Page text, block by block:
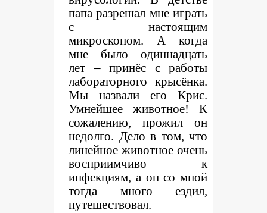
папа разрешал мне играть
с настоящим
микроскопом. А когда
мне было одиннадцать
лет – принёс с работы
лабораторного крысёнка.
Мы назвали его Крис.
Умнейшее животное! К
сожалению, прожил он
недолго. Дело в том, что
линейное животное очень
восприимчиво к
инфекциям, а он со мной
тогда много ездил,
путешествовал.